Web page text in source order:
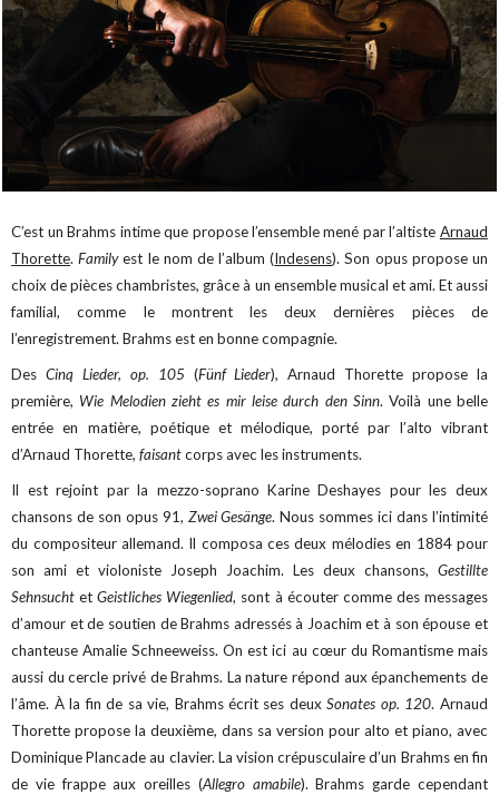
C’est un Brahms intime que propose l’ensemble mené par l’altiste Arnaud
Thorette.Familyest le nom de l’album (Indesens). Son opus propose un
choix de pièces chambristes, grâce à un ensemble musical et ami. Et aussi
familial, comme le montrent les deux dernières pièces de
l’enregistrement. Brahms est en bonne compagnie.
Des Cinq Lieder, op. 105 (Fünf Lieder), Arnaud Thorette propose la
première, Wie Melodien zieht es mir leise durch den Sinn. Voilà une belle
entrée en matière, poétique et mélodique, porté par l’alto vibrant
d’Arnaud Thorette,faisantcorps avec les instruments.
Il est rejoint par la mezzo-soprano Karine Deshayes pour les deux
chansons de son opus 91, Zwei Gesänge. Nous sommes ici dans l’intimité
du compositeur allemand. Il composa ces deux mélodies en 1884 pour
son ami et violoniste Joseph Joachim. Les deux chansons, Gestillte
Sehnsucht etGeistliches Wiegenlied, sont à écouter comme des messages
d’amour et de soutien de Brahms adressés à Joachim et à son épouse et
chanteuse Amalie Schneeweiss. On est ici au cœur du Romantisme mais
aussi du cercle privé de Brahms. La nature répond aux épanchements de
l’âme. À la fin de sa vie, Brahms écrit ses deuxSonates op. 120. Arnaud
Thorette propose la deuxième, dans sa version pour alto et piano, avec
Dominique Plancade au clavier. La vision crépusculaire d’un Brahms en fin
de vie frappe aux oreilles (Allegro amabile). Brahms garde cependant